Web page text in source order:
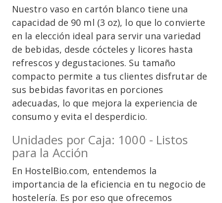
Nuestro vaso en cartón blanco tiene una
capacidad de 90 ml (3 oz), lo que lo convierte
en la elección ideal para servir una variedad
de bebidas, desde cócteles y licores hasta
refrescos y degustaciones. Su tamaño
compacto permite a tus clientes disfrutar de
sus bebidas favoritas en porciones
adecuadas, lo que mejora la experiencia de
consumo y evita el desperdicio.
Unidades por Caja: 1000 - Listos
para la Acción
En HostelBio.com, entendemos la
importancia de la eficiencia en tu negocio de
hostelería. Es por eso que ofrecemos